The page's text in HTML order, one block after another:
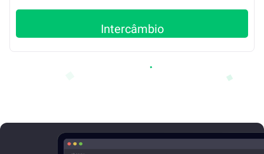
Intercâmbio